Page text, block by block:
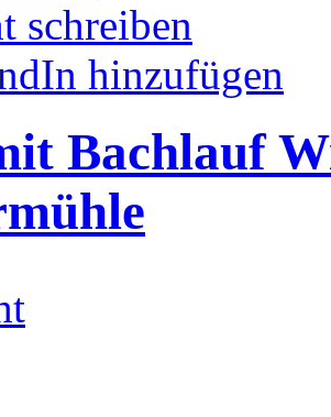
schreiben
hinzufügen
Bachlauf